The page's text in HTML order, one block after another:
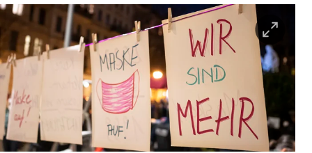
sport
berlin
nord
wahrheit
verlag